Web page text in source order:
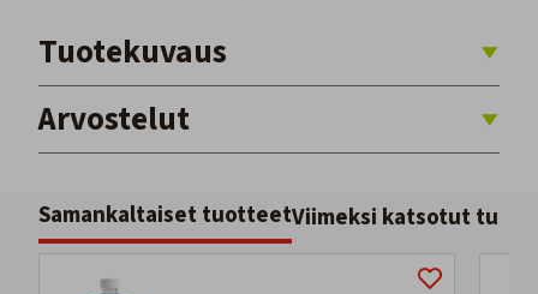
Tuotekuvaus
Arvostelut
Samankaltaiset tuotteetViimeksi katsotut